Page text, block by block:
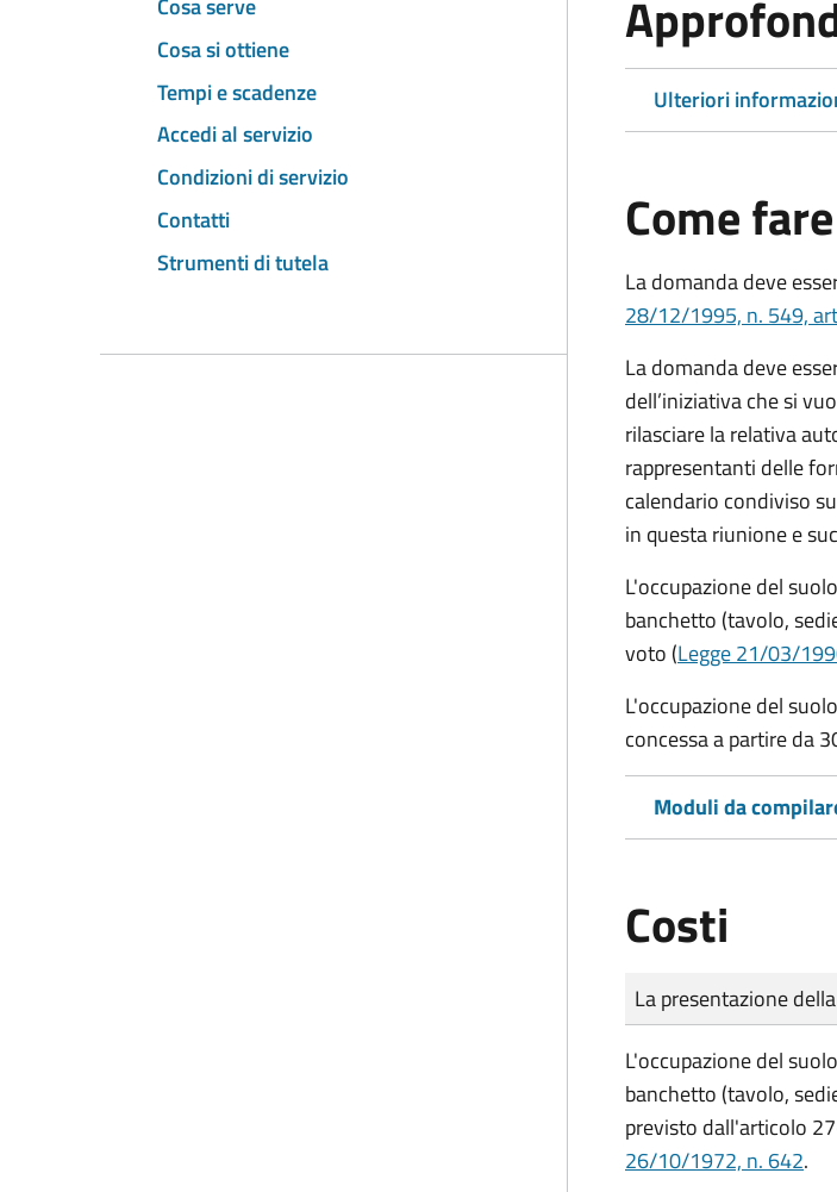
Cosa serve
Cosa si ottiene
Tempi e scadenze
Accedi al servizio
Condizioni di servizio
Contatti
Strumenti di tutela
Ulteriori
Come fare
La domanda deve
28/12/1995, n. 549,
La domanda deve
dell’iniziativa che si
rilasciare la relativa
rappresentanti delle
calendario condiviso
in questa riunione e
L'occupazione del
banchetto (tavolo,
voto (Legge 21/03/
L'occupazione del
concessa a partire da
Moduli da
Costi
Tipo di pagamento
Importo
La presentazione
L'occupazione del
banchetto (tavolo,
previsto dall'articolo
26/10/1972, n. 642.